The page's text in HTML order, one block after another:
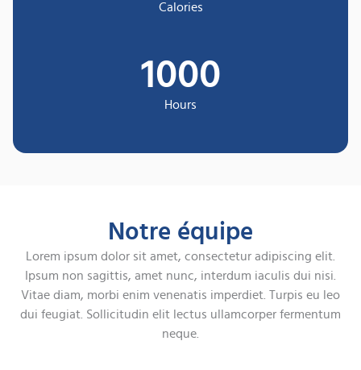
Calories
1000
Hours
Notre équipe
Lorem ipsum dolor sit amet, consectetur adipiscing elit.
Ipsum non sagittis, amet nunc, interdum iaculis dui nisi.
Vitae diam, morbi enim venenatis imperdiet. Turpis eu leo
dui feugiat. Sollicitudin elit lectus ullamcorper fermentum
neque.